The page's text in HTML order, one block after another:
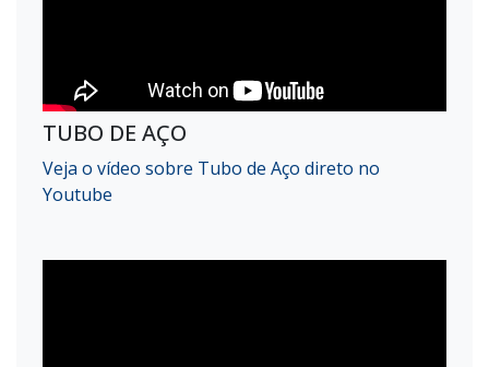
TUBO DE AÇO
Veja o vídeo sobre Tubo de Aço direto no
Youtube